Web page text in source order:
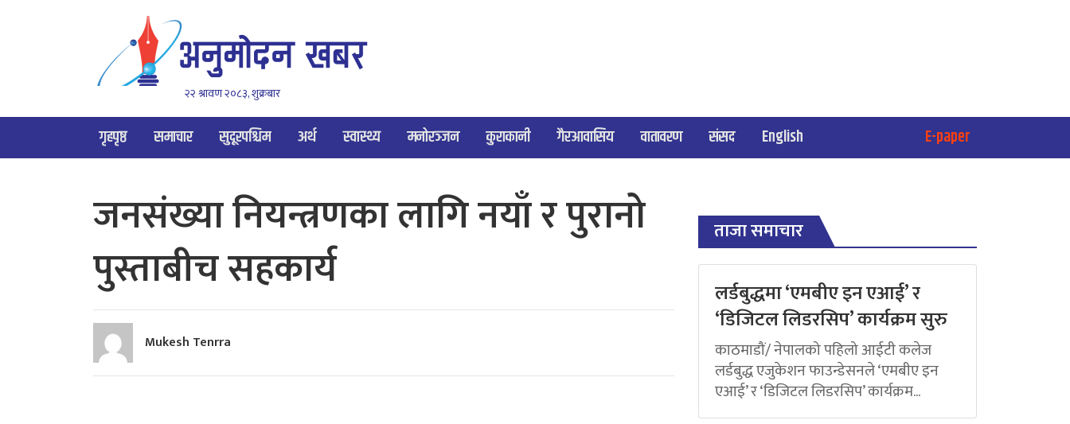
२२ श्रावण २०८३, शुक्रबार
गृहपृष्ठ समाचार सुदूरपश्चिम अर्थ स्वास्थ्य मनोरञ्जन कुराकानी गैरआवासिय वातावरण संसद English E-paper
जनसंख्या नियन्त्रणका लागि नयाँ र पुरानो
पुस्ताबीच सहकार्य
Mukesh Tenrra
ताजा समाचार
लर्डबुद्धमा ‘एमबीए इन एआई’ र
‘डिजिटल लिडरसिप’ कार्यक्रम सुरु
काठमाडौं/ नेपालको पहिलो आईटी कलेज
लर्डबुद्ध एजुकेशन फाउन्डेसनले ‘एमबीए इन
एआई’ र ‘डिजिटल लिडरसिप’ कार्यक्रम...